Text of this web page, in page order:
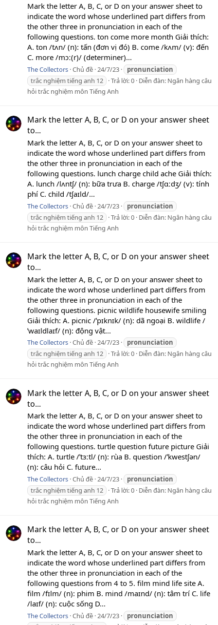
Mark the letter A, B, C, or D on your answer sheet to
indicate the word whose underlined part differs from
the other three in pronunciation in each of the
following questions. ton come more month Giải thích:
A. ton /tʌn/ (n): tấn (đơn vị đó) B. come /kʌm/ (v): đến
C. more /mɔː(r)/ (determiner)...
The Collectors Chủ đề 24/7/23
pronunciation
trắc nghiệm tiếng anh 12
Trả lời: 0 Diễn đàn: Ngân hàng câu
hỏi trắc nghiệm môn Tiếng Anh
Mark the letter A, B, C, or D on your answer sheet
to...
Mark the letter A, B, C, or D on your answer sheet to
indicate the word whose underlined part differs from
the other three in pronunciation in each of the
following questions. lunch charge child ache Giải thích:
A. lunch /lʌntʃ/ (n): bữa trưa B. charge /tʃɑːdʒ/ (v): tính
phí C. child /tʃaɪld/...
The Collectors Chủ đề 24/7/23
pronunciation
trắc nghiệm tiếng anh 12
Trả lời: 0 Diễn đàn: Ngân hàng câu
hỏi trắc nghiệm môn Tiếng Anh
Mark the letter A, B, C, or D on your answer sheet
to...
Mark the letter A, B, C, or D on your answer sheet to
indicate the word whose underlined part differs from
the other three in pronunciation in each of the
following questions. picnic wildlife housewife smiling
Giải thích: A. picnic /ˈpɪknɪk/ (n): dã ngoại B. wildlife /
ˈwaɪldlaɪf/ (n): động vật...
The Collectors Chủ đề 24/7/23
pronunciation
trắc nghiệm tiếng anh 12
Trả lời: 0 Diễn đàn: Ngân hàng câu
hỏi trắc nghiệm môn Tiếng Anh
Mark the letter A, B, C, or D on your answer sheet
to...
Mark the letter A, B, C, or D on your answer sheet to
indicate the word whose underlined part differs from
the other three in pronunciation in each of the
following questions. turtle question future picture Giải
thích: A. turtle /ˈtɜːtl/ (n): rùa B. question /ˈkwestʃən/
(n): câu hỏi C. future...
The Collectors Chủ đề 24/7/23
pronunciation
trắc nghiệm tiếng anh 12
Trả lời: 0 Diễn đàn: Ngân hàng câu
hỏi trắc nghiệm môn Tiếng Anh
Mark the letter A, B, C, or D on your answer sheet
to...
Mark the letter A, B, C, or D on your answer sheet to
indicate the word whose underlined part differs from
the other three in pronunciation in each of the
following questions from 4 to 5. film mind life site A.
film /fɪlm/ (n): phim B. mind /maɪnd/ (n): tâm trí C. life
/laɪf/ (n): cuộc sống D...
The Collectors Chủ đề 24/7/23
pronunciation